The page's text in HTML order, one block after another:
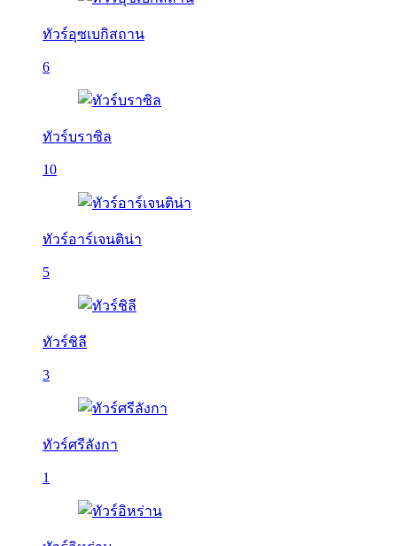
ทัวร์อุซเบกิสถาน
6
ทัวร์บราซิล
10
ทัวร์อาร์เจนติน่า
5
ทัวร์ชิลี
3
ทัวร์ศรีลังกา
1